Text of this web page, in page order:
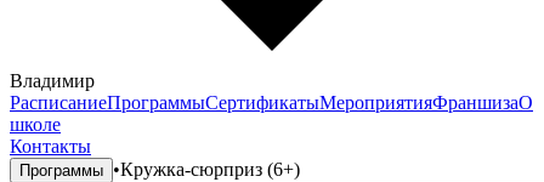
Владимир
РасписаниеПрограммыСертификатыМероприятияФраншизаО
школе
Контакты
Программы •Кружка-сюрприз (6+)